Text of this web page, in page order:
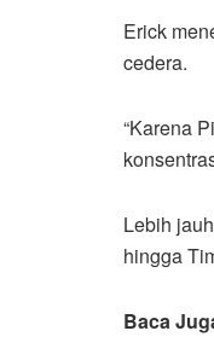
Erick
cedera.
“Karena
Lebih
hingga
Baca